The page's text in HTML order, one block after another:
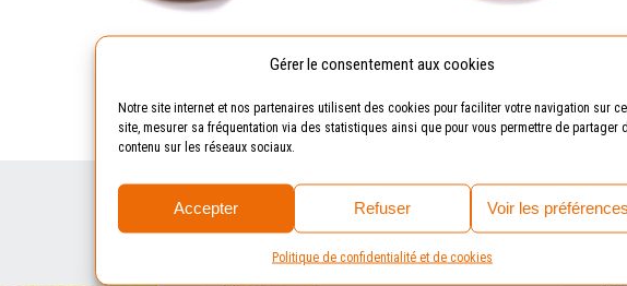
Gérer le consentement aux cookies
Notre site internet et nos partenaires utilisent des cookies pour faciliter votre navigation sur ce
site, mesurer sa fréquentation via des statistiques ainsi que pour vous permettre de partager
contenu sur les réseaux sociaux.
Accepter Refuser Voir les
Politique de confidentialité et de cookies
Startino camel et or Tino jaune et camel
Le blog Trottino